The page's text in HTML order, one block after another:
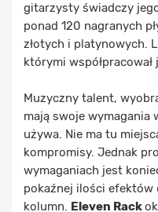
gitarzysty świadczy
ponad 120 nagranych
złotych i platynowych.
którymi współpracował
Muzyczny talent,
mają swoje
używa. Nie ma tu
kompromisy. Jednak
wymaganiach jest
pokaźnej ilości efektów
kolumn. Eleven Rack